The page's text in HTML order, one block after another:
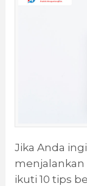
Jika Anda
menjalankan
ikuti 10 tips